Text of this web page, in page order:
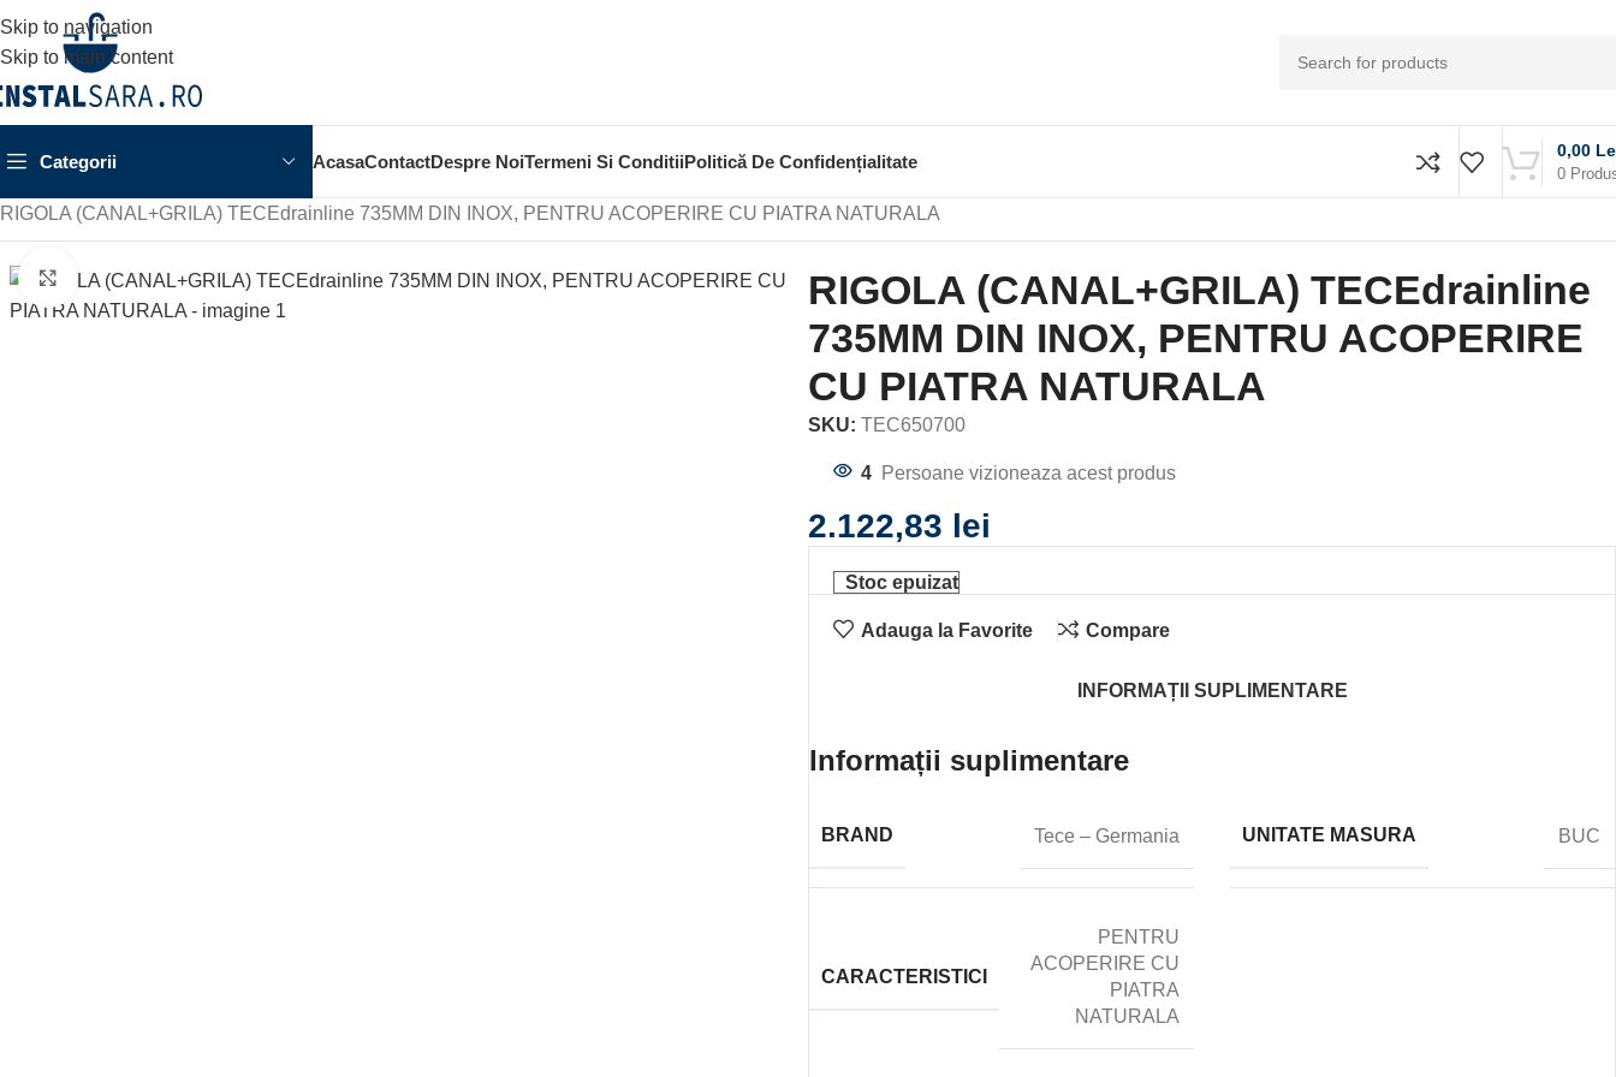
Skip to navigation
Skip to main content
Categorii AcasaContactDespre NoiTermeni Si ConditiiPolitică De Confidențialitate
0
0,00
RIGOLA (CANAL+GRILA) TECEdrainline 735MM DIN INOX, PENTRU ACOPERIRE CU PIATRA NATURALA
Click to enlarge
RIGOLA (CANAL+GRILA) TECEdrainline
735MM DIN INOX, PENTRU ACOPERIRE
CU PIATRA NATURALA
SKU: TEC650700
4 Persoane vizioneaza acest produs
2.122,83 lei
Stoc epuizat
Adauga la Favorite Compare
INFORMAȚII SUPLIMENTARE
Informații suplimentare
BRAND Tece – Germania UNITATE MASURA BUC
CARACTERISTICI
PENTRU
ACOPERIRE CU
PIATRA
NATURALA